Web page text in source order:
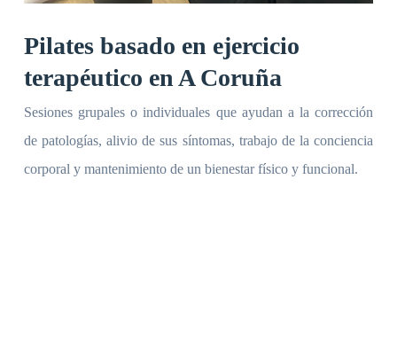
Pilates basado en ejercicio
terapéutico en A Coruña
Sesiones grupales o individuales que ayudan a la corrección
de patologías, alivio de sus síntomas, trabajo de la conciencia
corporal y mantenimiento de un bienestar físico y funcional.